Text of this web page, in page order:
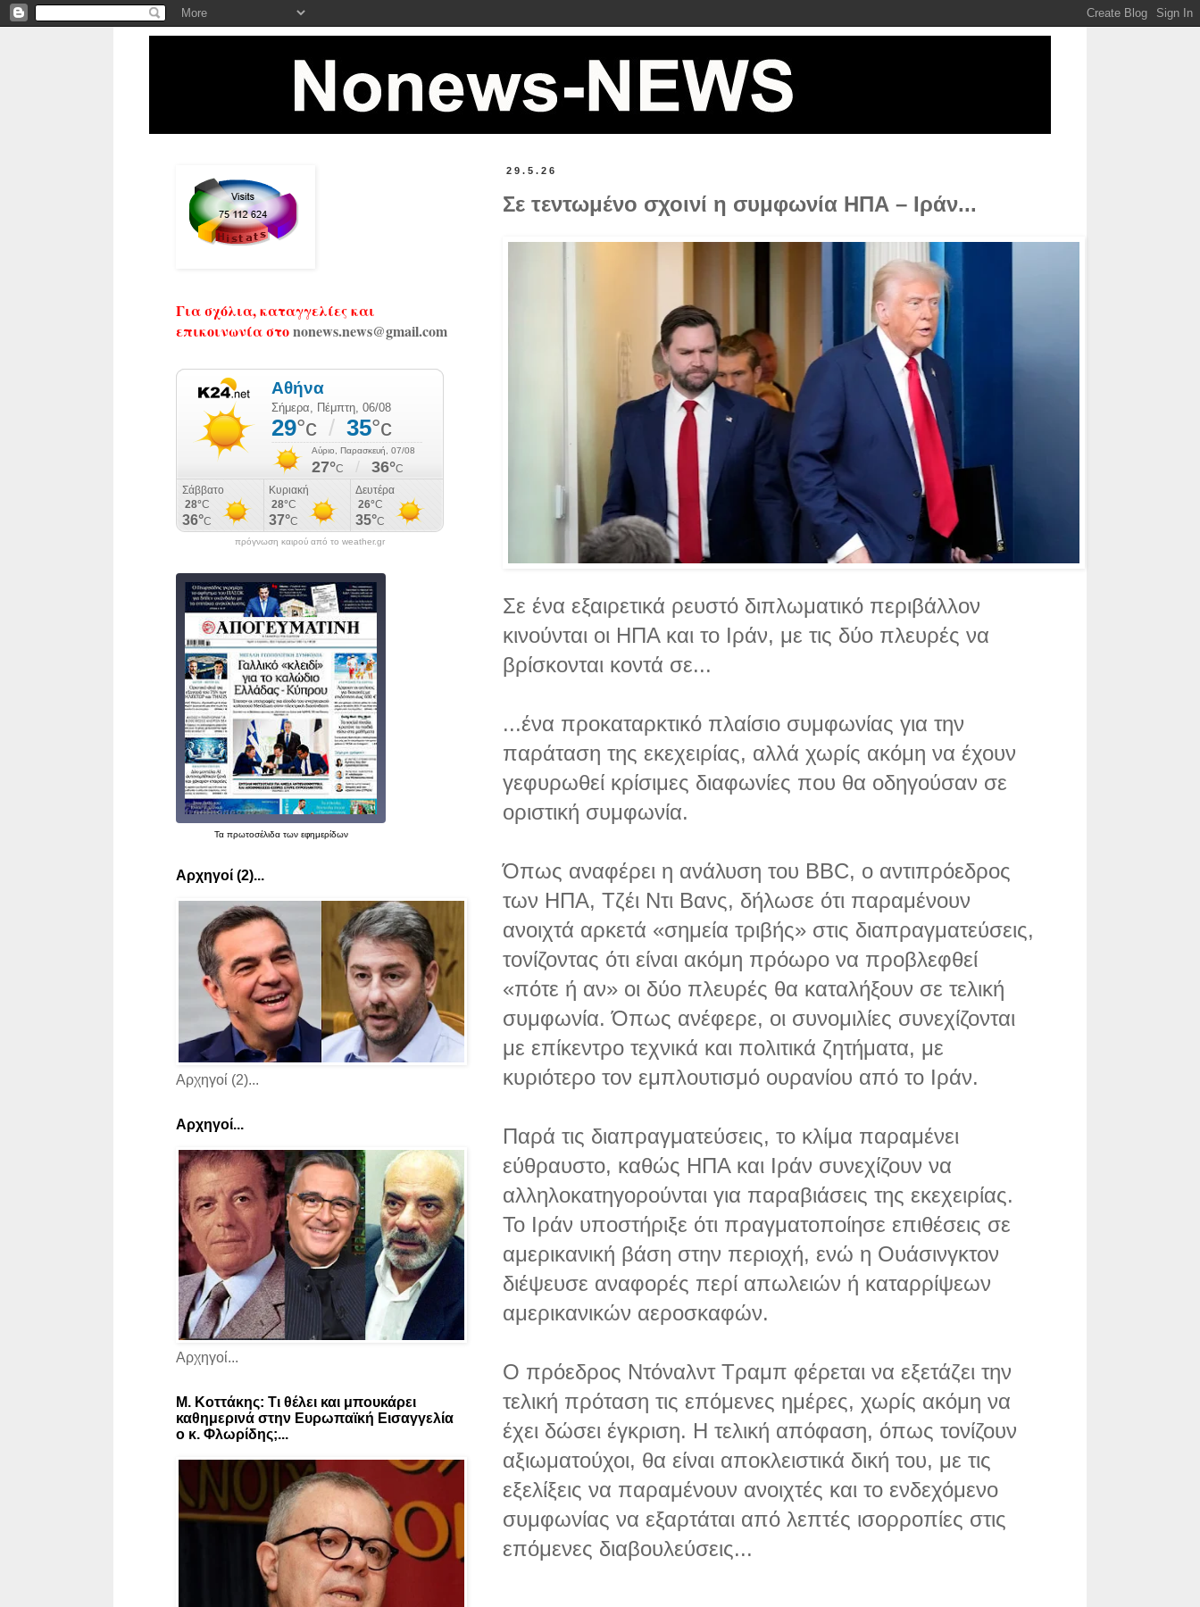
29.5.26
Σε τεντωμένο σχοινί η συμφωνία ΗΠΑ – Ιράν...
Σε ένα εξαιρετικά ρευστό διπλωματικό περιβάλλον
κινούνται οι ΗΠΑ και το Ιράν, με τις δύο πλευρές να
βρίσκονται κοντά σε...
...ένα προκαταρκτικό πλαίσιο συμφωνίας για την
παράταση της εκεχειρίας, αλλά χωρίς ακόμη να έχουν
γεφυρωθεί κρίσιμες διαφωνίες που θα οδηγούσαν σε
οριστική συμφωνία.
Όπως αναφέρει η ανάλυση του BBC, ο αντιπρόεδρος
των ΗΠΑ, Τζέι Ντι Βανς, δήλωσε ότι παραμένουν
ανοιχτά αρκετά «σημεία τριβής» στις διαπραγματεύσεις,
τονίζοντας ότι είναι ακόμη πρόωρο να προβλεφθεί
«πότε ή αν» οι δύο πλευρές θα καταλήξουν σε τελική
συμφωνία. Όπως ανέφερε, οι συνομιλίες συνεχίζονται
με επίκεντρο τεχνικά και πολιτικά ζητήματα, με
κυριότερο τον εμπλουτισμό ουρανίου από το Ιράν.
Παρά τις διαπραγματεύσεις, το κλίμα παραμένει
εύθραυστο, καθώς ΗΠΑ και Ιράν συνεχίζουν να
αλληλοκατηγορούνται για παραβιάσεις της εκεχειρίας.
Το Ιράν υποστήριξε ότι πραγματοποίησε επιθέσεις σε
αμερικανική βάση στην περιοχή, ενώ η Ουάσινγκτον
διέψευσε αναφορές περί απωλειών ή καταρρίψεων
αμερικανικών αεροσκαφών.
Ο πρόεδρος Ντόναλντ Τραμπ φέρεται να εξετάζει την
τελική πρόταση τις επόμενες ημέρες, χωρίς ακόμη να
έχει δώσει έγκριση. Η τελική απόφαση, όπως τονίζουν
αξιωματούχοι, θα είναι αποκλειστικά δική του, με τις
εξελίξεις να παραμένουν ανοιχτές και το ενδεχόμενο
συμφωνίας να εξαρτάται από λεπτές ισορροπίες στις
επόμενες διαβουλεύσεις...
Για σχόλια, καταγγελίες και
επικοινωνία στοnonews.news@gmail.com
πρόγνωση καιρού από το weather.gr
Τα πρωτοσέλιδατων εφημερίδων
Αρχηγοί (2)...
Αρχηγοί (2)...
Αρχηγοί...
Αρχηγοί...
Μ. Κοττάκης: Τι θέλει και μπουκάρει
καθημερινά στην Ευρωπαϊκή Εισαγγελία
ο κ. Φλωρίδης;...